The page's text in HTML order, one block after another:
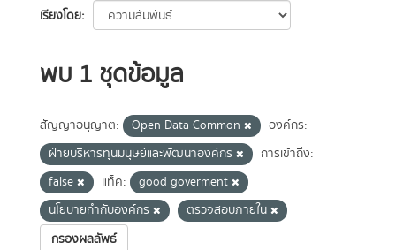
เรียงโดย
พบ 1 ชุดข้อมูล
สัญญาอนุญาต: Open Data Common
องค์กร:
ฝ่ายบริหารทุนมนุษย์และพัฒนาองค์กร
การเข้าถึง:
false
แท็ค:
good goverment
นโยบายกำกับองค์กร
ตรวจสอบภายใน
กรองผลลัพธ์